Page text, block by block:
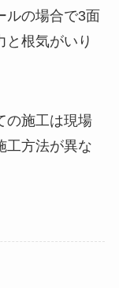
ルの場合で3面
と根気がいり
の施工は現場
工方法が異な